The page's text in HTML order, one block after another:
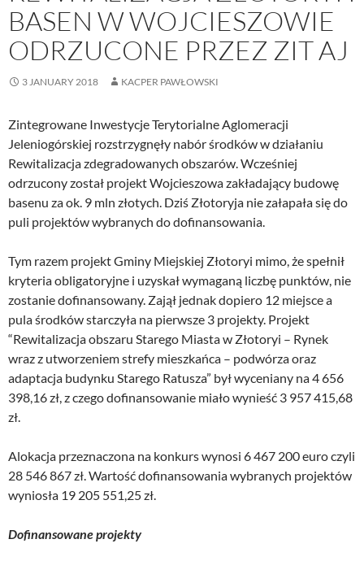
BASEN W WOJCIESZOWIE
ODRZUCONE PRZEZ ZIT AJ
3 JANUARY 2018 KACPER PAWŁOWSKI
Zintegrowane Inwestycje Terytorialne Aglomeracji
Jeleniogórskiej rozstrzygnęły nabór środków w działaniu
Rewitalizacja zdegradowanych obszarów. Wcześniej
odrzucony został projekt Wojcieszowa zakładający budowę
basenu za ok. 9 mln złotych. Dziś Złotoryja nie załapała się do
puli projektów wybranych do dofinansowania.
Tym razem projekt Gminy Miejskiej Złotoryi mimo, że spełnił
kryteria obligatoryjne i uzyskał wymaganą liczbę punktów, nie
zostanie dofinansowany. Zajął jednak dopiero 12 miejsce a
pula środków starczyła na pierwsze 3 projekty. Projekt
“Rewitalizacja obszaru Starego Miasta w Złotoryi – Rynek
wraz z utworzeniem strefy mieszkańca – podwórza oraz
adaptacja budynku Starego Ratusza” był wyceniany na 4 656
398,16 zł, z czego dofinansowanie miało wynieść 3 957 415,68
zł.
Alokacja przeznaczona na konkurs wynosi 6 467 200 euro czyli
28 546 867 zł. Wartość dofinansowania wybranych projektów
wyniosła 19 205 551,25 zł.
Dofinansowane projekty